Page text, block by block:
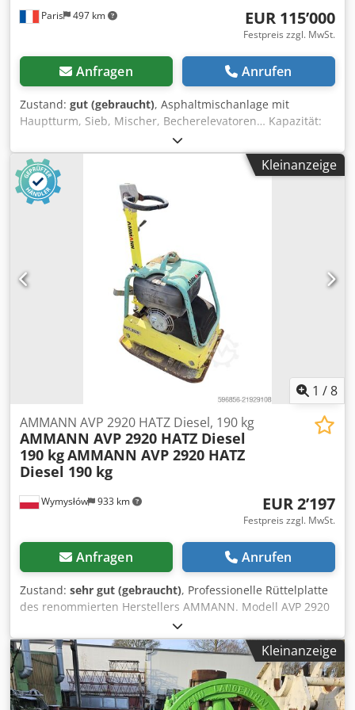
Paris 497 km EUR 115’000
Festpreis zzgl. MwSt.
Anfragen Anrufen
Zustand: gut (gebraucht), Asphaltmischanlage mit
Hauptturm, Sieb, Mischer, Becherelevatoren… Kapazität:
160 Tonnen/Stunde Djdpey Hf Duofx Amxowa
Kleinanzeige
1 /8
Wymysłów 933 km
AMMANN AVP 2920 HATZ Diesel, 190 kg
AMMANN AVP 2920 HATZ Diesel
190 kgAMMANN AVP 2920 HATZ
Diesel 190 kg
EUR 2’197
Festpreis zzgl. MwSt.
Anfragen Anrufen
Zustand: sehr gut (gebraucht), Professionelle Rüttelplatte
des renommierten Herstellers AMMANN. Modell AVP 2920
ausgestattet mit einem zuverlässigen HATZ Dieselmotor
mit 5 kW Leistung. Die Maschine ist für professionelle
Pflasterarbeiten, Straßenbau sowie die Verdichtung von
Boden, Pflastersteinen, Schotter und Asphalt ausgelegt.
Das Gerät ist komplett mechanisch, mit robuster deutscher
Konstruktion. Optischer Zustand entsprechend den Fotos –
Kleinanzeige